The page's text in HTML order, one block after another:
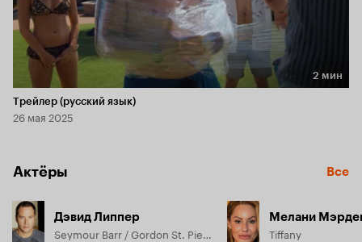
Длительность 2 мин
2 мин
Трейлер (русский язык)
26 мая 2025
Актёры Все
Дэвид Липпер Мелани
Tiffany